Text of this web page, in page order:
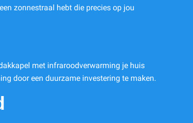
zonnestraal hebt die precies op jou
met infraroodverwarming je huis
door een duurzame investering te maken.